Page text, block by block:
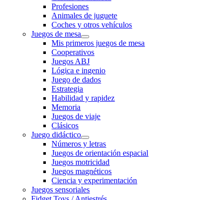
Profesiones
Animales de juguete
Coches y otros vehículos
Juegos de mesa
Mis primeros juegos de mesa
Cooperativos
Juegos ABJ
Lógica e ingenio
Juego de dados
Estrategia
Habilidad y rapidez
Memoria
Juegos de viaje
Clásicos
Juego didáctico
Números y letras
Juegos de orientación espacial
Juegos motricidad
Juegos magnéticos
Ciencia y experimentación
Juegos sensoriales